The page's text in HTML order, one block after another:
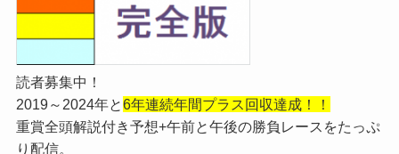
読者募集中！
2019～2024年と6年連続年間プラス回収達成！！
重賞全頭解説付き予想+午前と午後の勝負レースをたっぷ
り配信。